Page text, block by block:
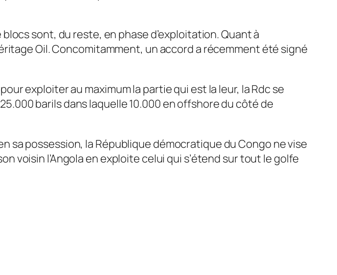
sont, du reste, en phase d’exploitation. Quant à
Oil. Concomitamment, un accord a récemment été signé
exploiter au maximum la partie qui est la leur, la Rdc se
barils dans laquelle 10.000 en offshore du côté de
sa possession, la République démocratique du Congo ne vise
voisin l’Angola en exploite celui qui s’étend sur tout le golfe